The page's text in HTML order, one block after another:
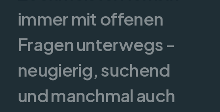
immer mit offenen
Fragen unterwegs -
neugierig, suchend
und manchmal auch